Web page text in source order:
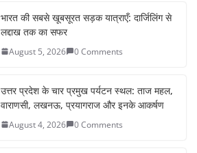
e
भारत की सबसे खूबसूरत सड़क यात्राएँ: दार्जिलिंग से
लद्दाख तक का सफर
August 5, 2026 0 Comments
उत्तर प्रदेश के चार प्रमुख पर्यटन स्थल: ताज महल,
वाराणसी, लखनऊ, प्रयागराज और इनके आकर्षण
August 4, 2026 0 Comments